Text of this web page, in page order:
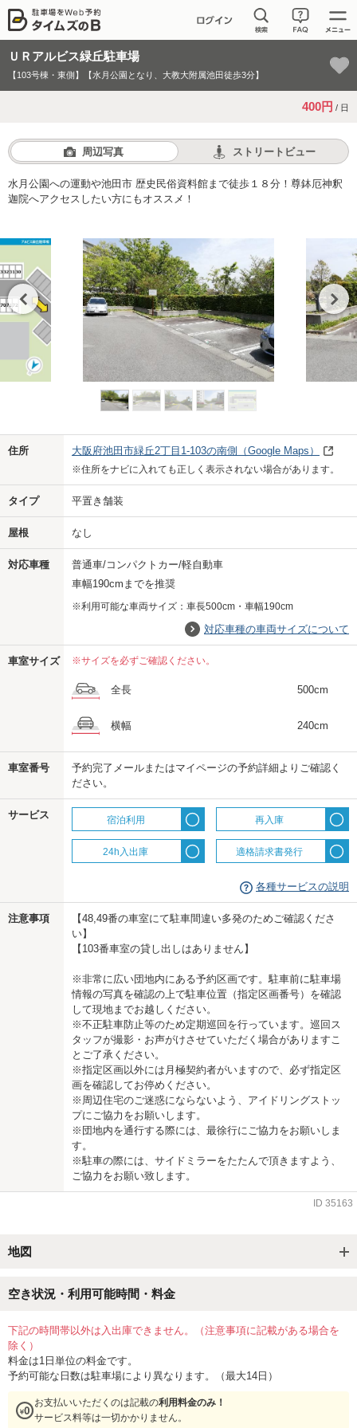
ＵＲアルビス緑丘駐車場
【103号棟・東側】【水月公園となり、大教大附属池田徒歩3分】
400円 / 日
周辺写真 ストリートビュー
水月公園への運動や池田市 歴史民俗資料館まで徒歩１８分！尊鉢厄神釈
迦院へアクセスしたい方にもオススメ！
Previo
us
住所 大阪府池田市緑丘2丁目1-103の南側 （Google Maps）
※住所をナビに入れても正しく表示されない場合があります。
タイプ 平置き舗装
屋根 なし
対応車種
普通車/コンパクトカー/軽自動車
車幅190cmまでを推奨
※利用可能な車両サイズ：車長500cm・車幅190cm
対応車種の車両サイズについて
車室サイズ ※サイズを必ずご確認ください。
全長 500cm
横幅 240cm
車室番号
予約完了メールまたはマイページの予約詳細よりご確認く
ださい。
サービス 宿泊利用 再入庫
24h入出庫 適格請求書発行
各種サービスの説明
注意事項
【48,49番の車室にて駐車間違い多発のためご確認くださ
い】
【103番車室の貸し出しはありません】
※非常に広い団地内にある予約区画です。駐車前に駐車場
情報の写真を確認の上で駐車位置（指定区画番号）を確認
して現地までお越しください。
※不正駐車防止等のため定期巡回を行っています。巡回ス
タッフが撮影・お声がけさせていただく場合がありますこ
とご了承ください。
※指定区画以外には月極契約者がいますので、必ず指定区
画を確認してお停めください。
※周辺住宅のご迷惑にならないよう、アイドリングストッ
プにご協力をお願いします。
※団地内を通行する際には、最徐行にご協力をお願いしま
す。
※駐車の際には、サイドミラーをたたんで頂きますよう、
ご協力をお願い致します。
ID 35163
地図
空き状況・利用可能時間・料金
下記の時間帯以外は入出庫できません。（注意事項に記載がある場合を
除く）
料金は1日単位の料金です。
予約可能な日数は駐車場により異なります。（最大14日）
お支払いいただくのは記載の利用料金のみ！
サービス料等は一切かかりません。